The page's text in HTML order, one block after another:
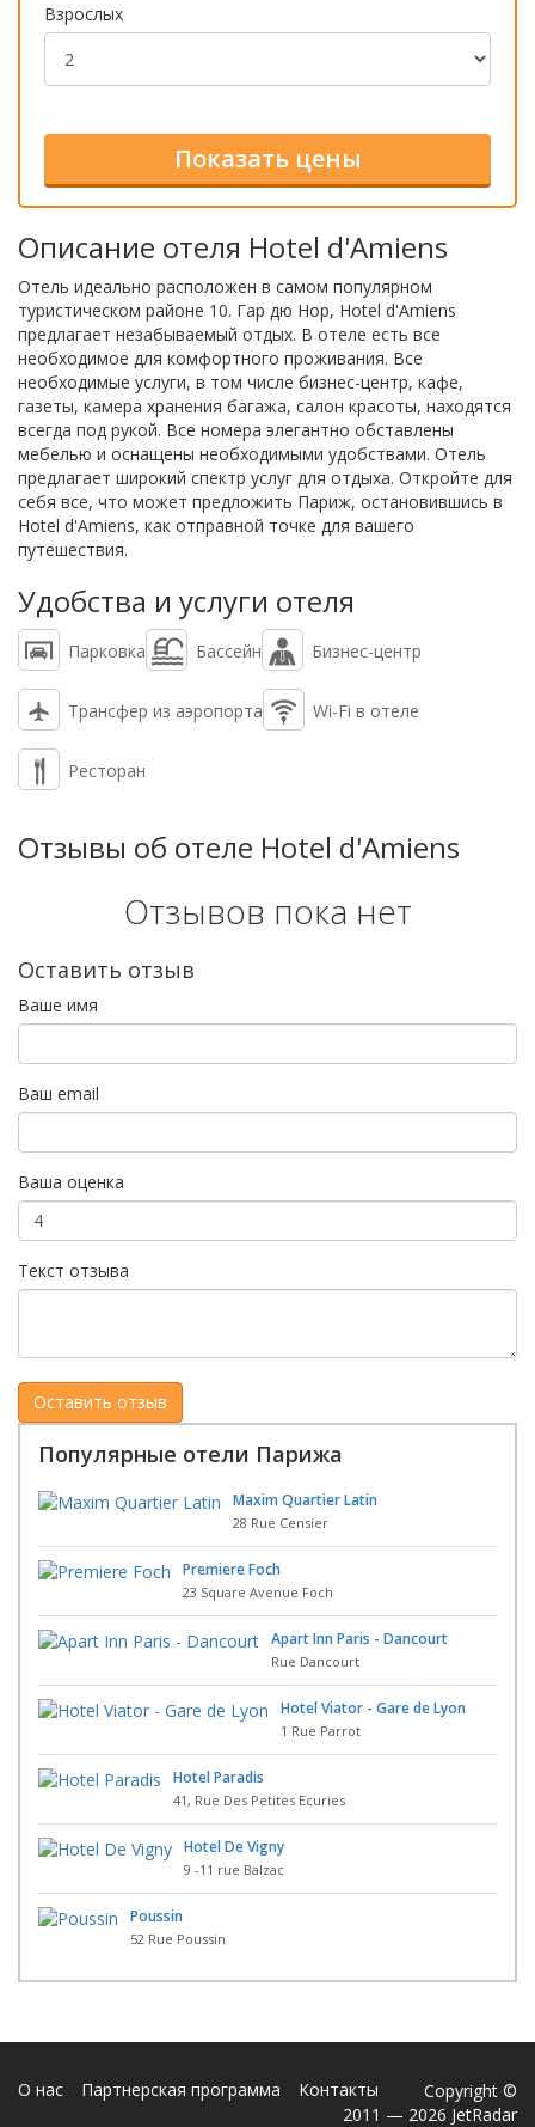
Взрослых
Описание отеля Hotel d'Amiens
Отель идеально расположен в самом популярном
туристическом районе 10. Гар дю Нор, Hotel d'Amiens
предлагает незабываемый отдых. В отеле есть все
необходимое для комфортного проживания. Все
необходимые услуги, в том числе бизнес-центр, кафе,
газеты, камера хранения багажа, салон красоты, находятся
всегда под рукой. Все номера элегантно обставлены
мебелью и оснащены необходимыми удобствами. Отель
предлагает широкий спектр услуг для отдыха. Откройте для
себя все, что может предложить Париж, остановившись в
Hotel d'Amiens, как отправной точке для вашего
путешествия.
Удобства и услуги отеля
Парковка Бассейн Бизнес-центр
Трансфер из аэропорта Wi-Fi в отеле
Ресторан
Отзывы об отеле Hotel d'Amiens
Отзывов пока нет
Оставить отзыв
Ваше имя
Ваш email
Ваша оценка
Текст отзыва
Популярные отели Парижа
Maxim Quartier Latin
28 Rue Censier
Premiere Foch
23 Square Avenue Foch
Apart Inn Paris - Dancourt
Rue Dancourt
Hotel Viator - Gare de Lyon
1 Rue Parrot
Hotel Paradis
41, Rue Des Petites Ecuries
Hotel De Vigny
9 -11 rue Balzac
Poussin
52 Rue Poussin
О нас Партнерская программа Контакты
Copyright ©
2011 — 2026 JetRadar